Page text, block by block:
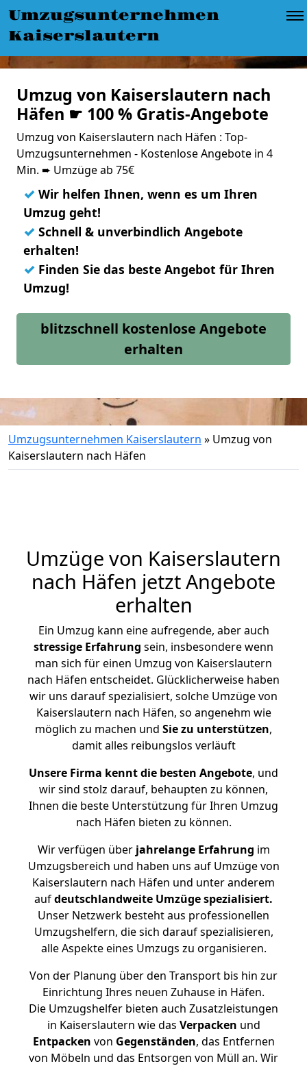
Umzugsunternehmen
Kaiserslautern
Umzug von Kaiserslautern nach
Häfen ☛ 100 % Gratis-Angebote
Umzug von Kaiserslautern nach Häfen : Top-
Umzugsunternehmen - Kostenlose Angebote in 4
Min. ➨ Umzüge ab 75€
✓ Wir helfen Ihnen, wenn es um Ihren
Umzug geht!
✓ Schnell & unverbindlich Angebote
erhalten!
✓ Finden Sie das beste Angebot für Ihren
Umzug!
blitzschnell kostenlose Angebote
erhalten
Umzugsunternehmen Kaiserslautern » Umzug von
Kaiserslautern nach Häfen
Umzüge von Kaiserslautern
nach Häfen jetzt Angebote
erhalten
Ein Umzug kann eine aufregende, aber auch
stressige Erfahrung sein, insbesondere wenn
man sich für einen Umzug von Kaiserslautern
nach Häfen entscheidet. Glücklicherweise haben
wir uns darauf spezialisiert, solche Umzüge von
Kaiserslautern nach Häfen, so angenehm wie
möglich zu machen und Sie zu unterstützen,
damit alles reibungslos verläuft
Unsere Firma kennt die besten Angebote, und
wir sind stolz darauf, behaupten zu können,
Ihnen die beste Unterstützung für Ihren Umzug
nach Häfen bieten zu können.
Wir verfügen überjahrelange Erfahrung im
Umzugsbereich und haben uns auf Umzüge von
Kaiserslautern nach Häfen und unter anderem
aufdeutschlandweite Umzüge spezialisiert.
Unser Netzwerk besteht aus professionellen
Umzugshelfern, die sich darauf spezialisieren,
alle Aspekte eines Umzugs zu organisieren.
Von der Planung über den Transport bis hin zur
Einrichtung Ihres neuen Zuhause in Häfen.
Die Umzugshelfer bieten auch Zusatzleistungen
in Kaiserslautern wie das Verpacken und
Entpacken von Gegenständen, das Entfernen
von Möbeln und das Entsorgen von Müll an. Wir